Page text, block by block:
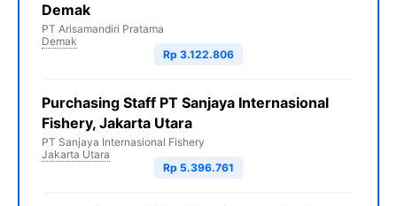
Demak
PT Arisamandiri Pratama
Demak
Rp 3.122.806
Purchasing Staff PT Sanjaya Internasional
Fishery, Jakarta Utara
PT Sanjaya Internasional Fishery
Jakarta Utara
Rp 5.396.761